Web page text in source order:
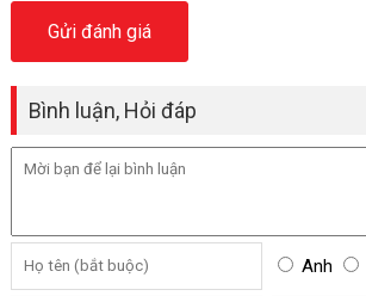
Bình luận, Hỏi đáp
Anh